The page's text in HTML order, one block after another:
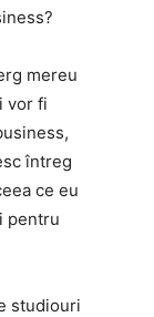
mereu
vor fi
întreg
ce eu
pentru
studiouri